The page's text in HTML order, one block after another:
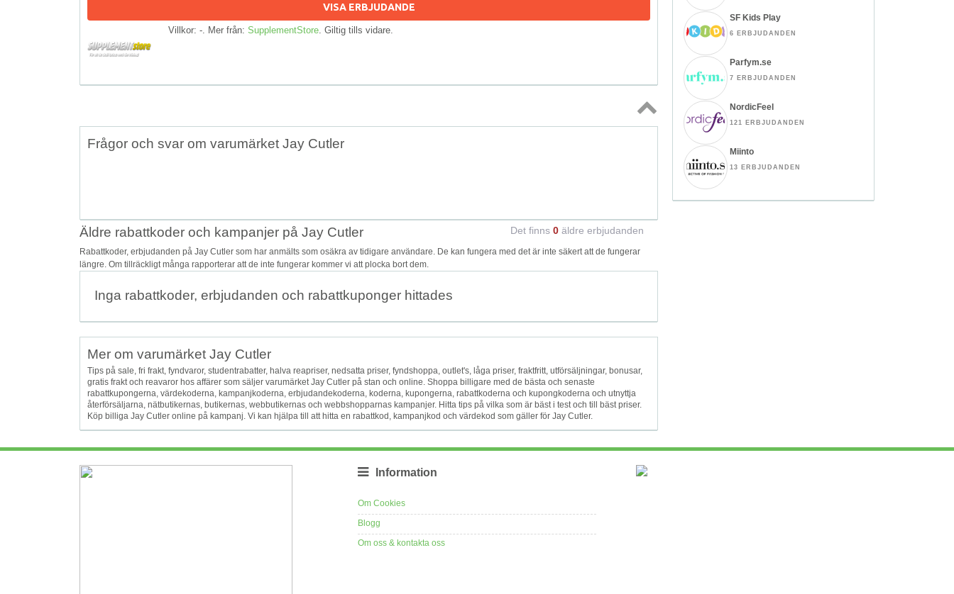
VISA ERBJUDANDE
Villkor: -. Mer från: SupplementStore . Giltig tills vidare.
Topp
Frågor och svar om varumärket Jay Cutler
Äldre rabattkoder och kampanjer på Jay Cutler Det finns 0 äldre erbjudanden
Rabattkoder, erbjudanden på Jay Cutler som har anmälts som osäkra av tidigare användare. De kan fungera med det är inte säkert att de fungerar
längre. Om tillräckligt många rapporterar att de inte fungerar kommer vi att plocka bort dem.
Inga rabattkoder, erbjudanden och rabattkuponger hittades
Mer om varumärket Jay Cutler
Tips på sale, fri frakt, fyndvaror, studentrabatter, halva reapriser, nedsatta priser, fyndshoppa, outlet's, låga priser, fraktfritt, utförsäljningar, bonusar,
gratis frakt och reavaror hos affärer som säljer varumärket Jay Cutler på stan och online. Shoppa billigare med de bästa och senaste
rabattkupongerna, värdekoderna, kampanjkoderna, erbjudandekoderna, koderna, kupongerna, rabattkoderna och kupongkoderna och utnyttja
återförsäljarna, nätbutikernas, butikernas, webbutikernas och webbshopparnas kampanjer. Hitta tips på vilka som är bäst i test och till bäst priser.
Köp billiga Jay Cutler online på kampanj. Vi kan hjälpa till att hitta en rabattkod, kampanjkod och värdekod som gäller för Jay Cutler.
SF Kids Play
6 ERBJUDANDEN
Parfym.se
7 ERBJUDANDEN
NordicFeel
121 ERBJUDANDEN
Miinto
13 ERBJUDANDEN
Information
Om Cookies
Blogg
Om oss & kontakta oss